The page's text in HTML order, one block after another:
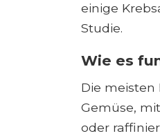
einige
Studie.
Wie es
Die
Gemüse,
oder